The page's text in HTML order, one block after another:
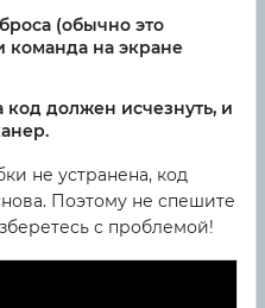
(обычно это
команда на экране
должен исчезнуть, и
не устранена, код
Поэтому не спешите
с проблемой!